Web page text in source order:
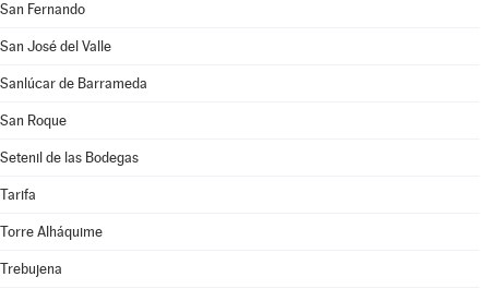
San Fernando
San José del Valle
Sanlúcar de Barrameda
San Roque
Setenil de las Bodegas
Tarifa
Torre Alháquime
Trebujena